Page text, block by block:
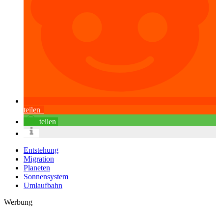
teilen
teilen
Entstehung
Migration
Planeten
Sonnensystem
Umlaufbahn
Werbung